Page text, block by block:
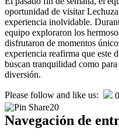
oportunidad de visitar
experiencia inolvidable.
equipo exploraron los
disfrutaron de momentos
experiencia reafirma que este
buscan tranquilidad como
diversión.
Please follow and like us: 0
20
Navegación de